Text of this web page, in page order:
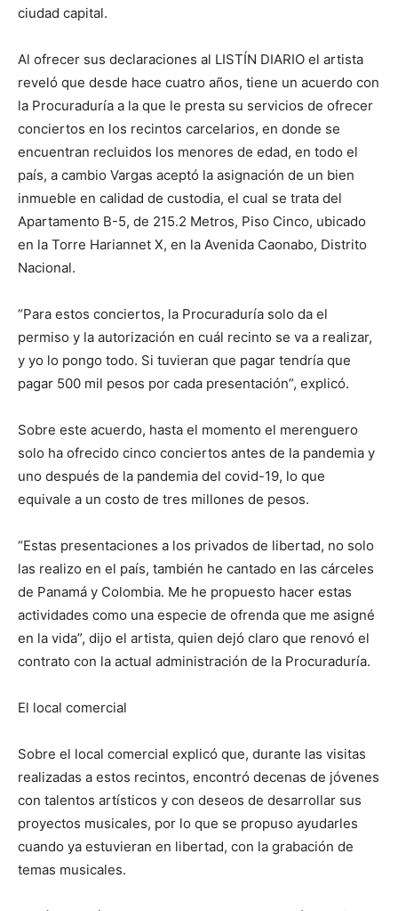
ciudad capital.
Al ofrecer sus declaraciones al LISTÍN DIARIO el artista
reveló que desde hace cuatro años, tiene un acuerdo con
la Procuraduría a la que le presta su servicios de ofrecer
conciertos en los recintos carcelarios, en donde se
encuentran recluidos los menores de edad, en todo el
país, a cambio Vargas aceptó la asignación de un bien
inmueble en calidad de custodia, el cual se trata del
Apartamento B-5, de 215.2 Metros, Piso Cinco, ubicado
en la Torre Hariannet X, en la Avenida Caonabo, Distrito
Nacional.
“Para estos conciertos, la Procuraduría solo da el
permiso y la autorización en cuál recinto se va a realizar,
y yo lo pongo todo. Si tuvieran que pagar tendría que
pagar 500 mil pesos por cada presentación”, explicó.
Sobre este acuerdo, hasta el momento el merenguero
solo ha ofrecido cinco conciertos antes de la pandemia y
uno después de la pandemia del covid-19, lo que
equivale a un costo de tres millones de pesos.
“Estas presentaciones a los privados de libertad, no solo
las realizo en el país, también he cantado en las cárceles
de Panamá y Colombia. Me he propuesto hacer estas
actividades como una especie de ofrenda que me asigné
en la vida”, dijo el artista, quien dejó claro que renovó el
contrato con la actual administración de la Procuraduría.
El local comercial
Sobre el local comercial explicó que, durante las visitas
realizadas a estos recintos, encontró decenas de jóvenes
con talentos artísticos y con deseos de desarrollar sus
proyectos musicales, por lo que se propuso ayudarles
cuando ya estuvieran en libertad, con la grabación de
temas musicales.